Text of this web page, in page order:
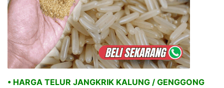
• HARGA TELUR JANGKRIK KALUNG / GENGGONG